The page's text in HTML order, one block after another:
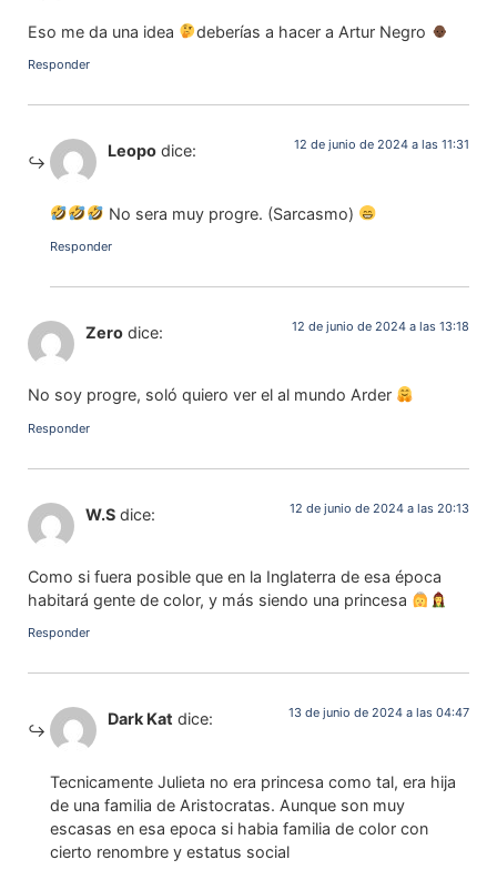
Eso me da una idea deberías a hacer a Artur Negro
Responder
Leopo dice: 12 de junio de 2024 a las 11:31
No sera muy progre. (Sarcasmo)
Responder
Zero dice: 12 de junio de 2024 a las 13:18
No soy progre, soló quiero ver el al mundo Arder
Responder
W.S dice: 12 de junio de 2024 a las 20:13
Como si fuera posible que en la Inglaterra de esa época
habitará gente de color, y más siendo una princesa
Responder
Dark Kat dice: 13 de junio de 2024 a las 04:47
Tecnicamente Julieta no era princesa como tal, era hija
de una familia de Aristocratas. Aunque son muy
escasas en esa epoca si habia familia de color con
cierto renombre y estatus social